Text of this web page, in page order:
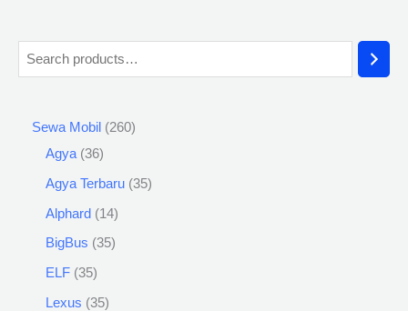
Sewa Mobil
260
Agya 36
Agya Terbaru 35
Alphard 14
BigBus 35
ELF 35
Lexus 35